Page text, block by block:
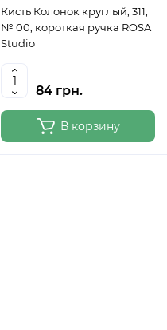
Кисть Колонок круглый, 311,
№ 00, короткая ручка ROSA
Studio
84 грн.
В корзину